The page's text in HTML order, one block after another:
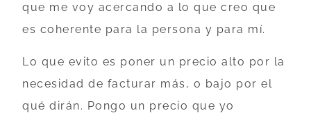
que me voy acercando a lo que creo que
es coherente para la persona y para mí.
Lo que evito es poner un precio alto por la
necesidad de facturar más, o bajo por el
qué dirán. Pongo un precio que yo